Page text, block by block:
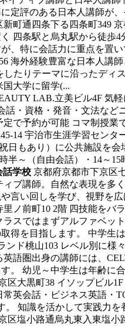
定評のある日本人講師が
町通四条下る四条町349
四条駅と烏丸駅から徒
、特に会話力に重点を置
海外経験豊富な日本人講
たりテーマに沿ったデ
大学に留学(...
LAB.立美ビル4F 気
・資格・発音・文法な
で予約が可能 コマ制授業
14 宇治市生涯学習センタ
日もあり）に公共施設を
半～（自由会話）・14～15
話学校 京都府京都市下京区
ブ講師。自然な表現を多
言い回しを学び、視野を
ノ前町10 2階 四技能をバ
スではまずアルファベ
得を目指します。 中学生
ンド桃山103 レベル別に様
語圏出身の講師には、
。 幼児～中学生は年齢に
区大黒町38 イソップビル1F
英会話・ビジネス英語
。 知識を活かして実践力を
区塩小路通烏丸東入東塩小